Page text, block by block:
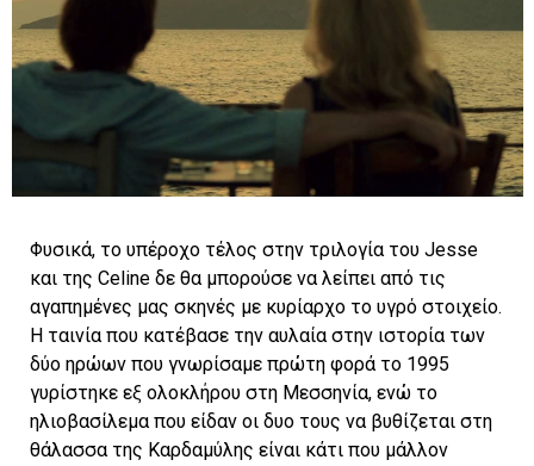
Φυσικά, το υπέροχο τέλος στην τριλογία του Jesse
και της Celine δε θα μπορούσε να λείπει από τις
αγαπημένες μας σκηνές με κυρίαρχο το υγρό στοιχείο.
Η ταινία που κατέβασε την αυλαία στην ιστορία των
δύο ηρώων που γνωρίσαμε πρώτη φορά το 1995
γυρίστηκε εξ ολοκλήρου στη Μεσσηνία, ενώ το
ηλιοβασίλεμα που είδαν οι δυο τους να βυθίζεται στη
θάλασσα της Καρδαμύλης είναι κάτι που μάλλον